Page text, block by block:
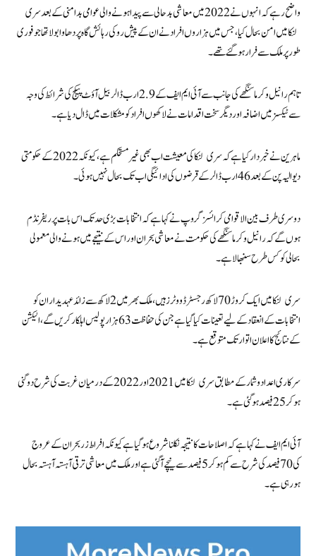
واضح رہے کہ انہوں نے 2022 میں معاشی بدحالی سے پیدا ہونے والی عوامی بدامنی کے بعد سری
لنکا میں امن بحال کیا، جس میں ہزاروں افراد نے ان کے پیش رو کی رہائش گاہ پر دھاوا بولا تھا جو فوری
طور پر ملک سے فرار ہوگئے تھے۔
تاہم رانیل وکرما سنگھے کی جانب سے آئی ایم ایف کے 2.9 ارب ڈالر بیل آؤٹ پیکج کی شرائط کی وجہ
سے ٹیکسز میں اضافہ اور دیگر سخت اقدامات نے لاکھوں افراد کو مشکلات میں ڈال دیا ہے۔
ماہرین نے خبردار کیا ہے کہ سری لنکا کی معیشت اب بھی غیر مستحکم ہے، کیونکہ 2022 کے حکومتی
دیوالیہ پن کے بعد 46 ارب ڈالر کے قرضوں کی ادائیگی اب تک بحال نہیں ہوئی۔
دوسری طرف بین الاقوامی کرائسز گروپ نے کہا ہے کہ انتخابات بڑی حد تک اس بات پر ریفرنڈم
ہوں گے کہ رانیل وکرما سنگھے کی حکومت نے معاشی بحران اور اس کے نتیجے میں ہونے والی معمولی
بحالی کو کس طرح سنبھالا ہے۔
سری لنکا میں ایک کروڑ 70 لاکھ رجسٹرڈ ووٹرز ہیں، ملک بھر میں 2 لاکھ سے زائد عہدیداران کو
انتخابات کے انعقاد کے لیے تعینات کیا گیا ہے جن کی حفاظت 63 ہزار پولیس اہلکار کریں گے، الیکشن
کے نتائج کا اعلان اتوار تک متوقع ہے۔
سرکاری اعداد و شمار کے مطابق سری لنکا میں 2021 اور 2022 کے درمیان غربت کی شرح دوگنی
ہوکر 25 فیصد ہوگئی ہے۔
آئی ایم ایف نے کہا ہے کہ اصلاحات کا نتیجہ نکلنا شروع ہو گیا ہے کیونکہ افراط زر بحران کے عروج
کی 70 فیصد کی شرح سے کم ہوکر 5 فیصد سے نیچے آگئی ہے اور ملک میں معاشی ترقی آہستہ آہستہ بحال
ہو رہی ہے۔